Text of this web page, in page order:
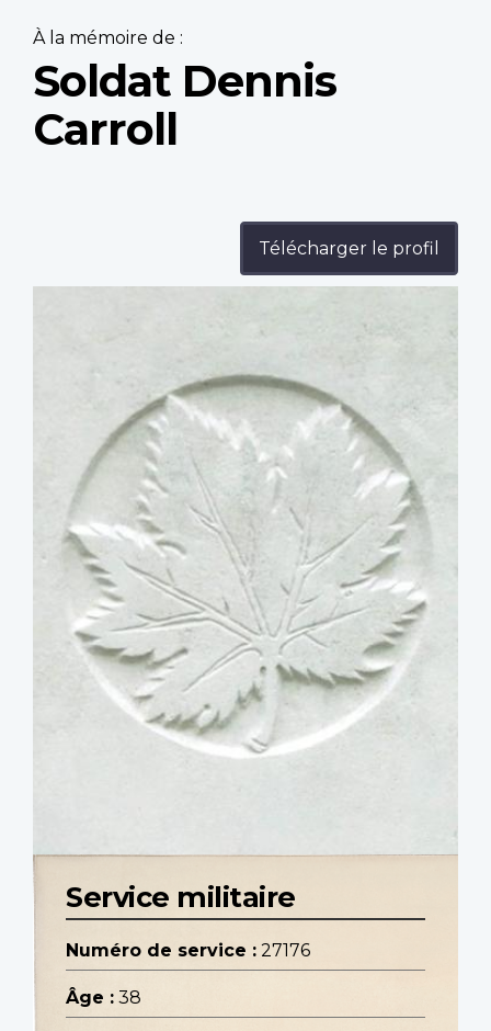
À la mémoire de :
Soldat Dennis
Carroll
Télécharger le profil
Service militaire
Numéro de service : 27176
Âge : 38